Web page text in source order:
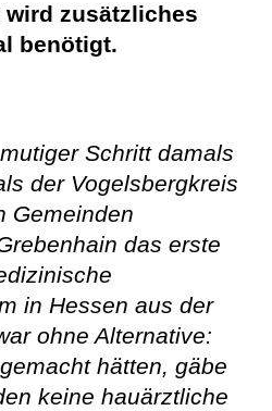
zusätzliches
benötigt.
Schritt damals
der Vogelsbergkreis
Gemeinden
das erste
in Hessen aus der
ohne Alternative:
hätten, gäbe
keine hauärztliche